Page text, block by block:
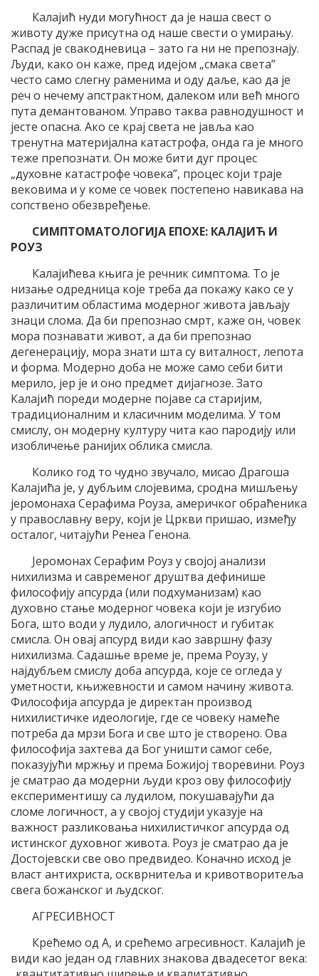
Калајић нуди могућност да је наша свест о
животу дуже присутна од наше свести о умирању.
Распад је свакодневица – зато га ни не препознају.
Људи, како он каже, пред идејом „смака света”
често само слегну раменима и оду даље, као да је
реч о нечему апстрактном, далеком или већ много
пута демантованом. Управо таква равнодушност и
јесте опасна. Ако се крај света не јавља као
тренутна материјална катастрофа, онда га је много
теже препознати. Он може бити дуг процес
„духовне катастрофе човека”, процес који траје
вековима и у коме се човек постепено навикава на
сопствено обезвређење.
СИМПТОМАТОЛОГИЈА ЕПОХЕ: КАЛАЈИЋ И
РОУЗ
Калајићева књига је речник симптома. То је
низање одредница које треба да покажу како се у
различитим областима модерног живота јављају
знаци слома. Да би препознао смрт, каже он, човек
мора познавати живот, а да би препознао
дегенерацију, мора знати шта су виталност, лепота
и форма. Модерно доба не може само себи бити
мерило, јер је и оно предмет дијагнозе. Зато
Калајић пореди модерне појаве са старијим,
традиционалним и класичним моделима. У том
смислу, он модерну културу чита као пародију или
изобличење ранијих облика смисла.
Колико год то чудно звучало, мисао Драгоша
Калајића је, у дубљим слојевима, сродна мишљењу
јеромонаха Серафима Роуза, америчког обраћеника
у православну веру, који је Цркви пришао, између
осталог, читајући Ренеа Генона.
Јеромонах Серафим Роуз у својој анализи
нихилизма и савременог друштва дефинише
философију апсурда (или подхуманизам) као
духовно стање модерног човека који је изгубио
Бога, што води у лудило, алогичност и губитак
смисла. Он овај апсурд види као завршну фазу
нихилизма. Садашње време је, према Роузу, у
најдубљем смислу доба апсурда, које се огледа у
уметности, књижевности и самом начину живота.
Философија апсурда је директан производ
нихилистичке идеологије, где се човеку намеће
потреба да мрзи Бога и све што је створено. Ова
философија захтева да Бог уништи самог себе,
показујући мржњу и према Божијој творевини. Роуз
је сматрао да модерни људи кроз ову философију
експериментишу са лудилом, покушавајући да
сломе логичност, а у својој студији указује на
важност разликовања нихилистичког апсурда од
истинског духовног живота. Роуз је сматрао да је
Достојевски све ово предвидео. Коначно исход је
власт антихриста, оскврнитеља и кривотворитеља
свега божанског и људског.
АГРЕСИВНОСТ
Крећемо од А, и срећемо агресивност. Калајић је
види као један од главних знакова двадесетог века: